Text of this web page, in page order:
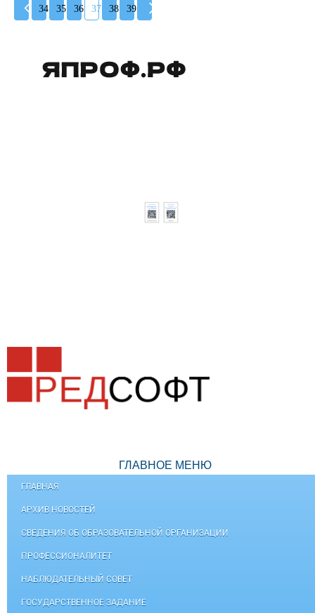
34 35 36 37 38 39
ГЛАВНОЕ МЕНЮ
ГЛАВНАЯ
АРХИВ НОВОСТЕЙ
СВЕДЕНИЯ ОБ ОБРАЗОВАТЕЛЬНОЙ ОРГАНИЗАЦИИ
ПРОФЕССИОНАЛИТЕТ
НАБЛЮДАТЕЛЬНЫЙ СОВЕТ
ГОСУДАРСТВЕННОЕ ЗАДАНИЕ